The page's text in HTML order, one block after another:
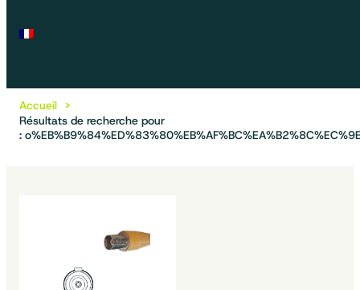
Accueil
Résultats de recherche pour
: